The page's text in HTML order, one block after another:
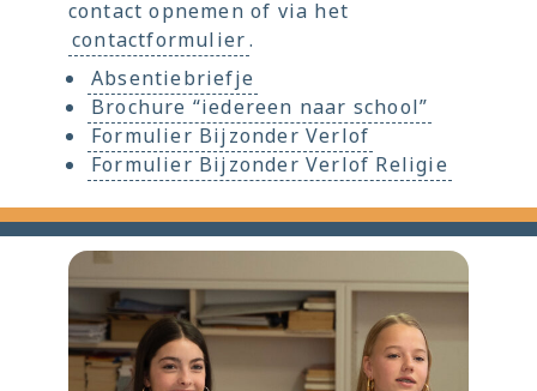
contact opnemen of via het
contactformulier.
Absentiebriefje
Brochure “iedereen naar school”
Formulier Bijzonder Verlof
Formulier Bijzonder Verlof Religie